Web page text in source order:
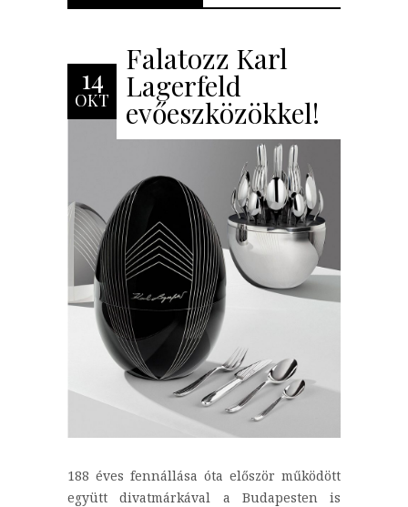
14
OKT
Falatozz Karl
Lagerfeld
evőeszközökkel!
188 éves fennállása óta először működött
együtt divatmárkával a Budapesten is